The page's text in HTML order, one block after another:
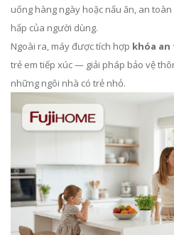
uống hàng ngày hoặc nấu ăn, an
hấp của người dùng.
Ngoài ra, máy được tích hợp khóa
trẻ em tiếp xúc — giải pháp bảo vệ
những ngôi nhà có trẻ nhỏ.